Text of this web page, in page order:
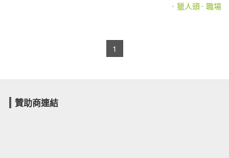
獵人頭 職場
1
贊助商連結